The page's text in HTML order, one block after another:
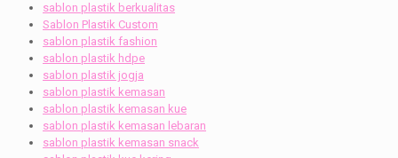
sablon plastik berkualitas
Sablon Plastik Custom
sablon plastik fashion
sablon plastik hdpe
sablon plastik jogja
sablon plastik kemasan
sablon plastik kemasan kue
sablon plastik kemasan lebaran
sablon plastik kemasan snack